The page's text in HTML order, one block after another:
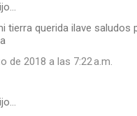
tierra querida ilave saludos
de 2018 a las 7:22 a.m.